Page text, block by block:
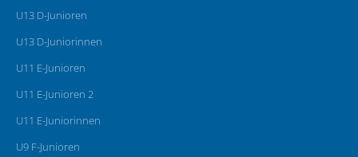
U13 D-Junioren
U13 D-Juniorinnen
U11 E-Junioren
U11 E-Junioren 2
U11 E-Juniorinnen
U9 F-Junioren